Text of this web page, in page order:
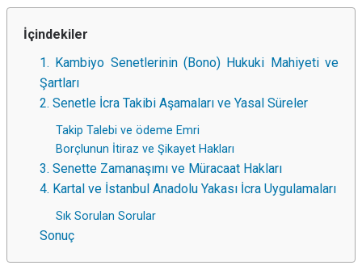
İçindekiler
1. Kambiyo Senetlerinin (Bono) Hukuki Mahiyeti ve
Şartları
2. Senetle İcra Takibi Aşamaları ve Yasal Süreler
Takip Talebi ve ödeme Emri
Borçlunun İtiraz ve Şikayet Hakları
3. Senette Zamanaşımı ve Müracaat Hakları
4. Kartal ve İstanbul Anadolu Yakası İcra Uygulamaları
Sık Sorulan Sorular
Sonuç